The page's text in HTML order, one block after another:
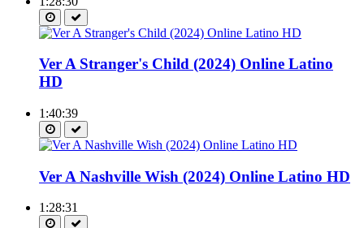
Ver A Stranger's Child (2024) Online Latino
HD
1:40:39
Ver A Nashville Wish (2024) Online Latino HD
1:28:31